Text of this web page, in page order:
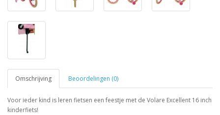
Omschrijving Beoordelingen (0)
Voor ieder kind is leren fietsen een feestje met de Volare Excellent 16 inch
kinderfiets!